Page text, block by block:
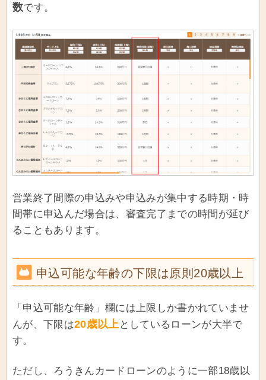
数です。
営業終了間際の申込みや申込みが集中する時期・時
間帯に申込んだ場合は、審査完了までの時間が延び
ることもあります。
申込可能な年齢の下限は原則20歳以上
「申込可能な年齢」欄には上限しか書かれていませ
んが、下限は20歳以上 としているローンが大半で
す。
ただし、ろうきんカードローンのように一部18歳以